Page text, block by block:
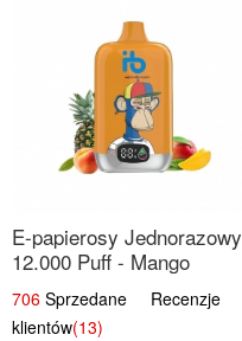
E-papierosy Jednorazowy
12.000 Puff - Mango
Ananas Brzoskwinia |
Tropikalna Mieszanka
706 Sprzedane Recenzje
klientów(13)